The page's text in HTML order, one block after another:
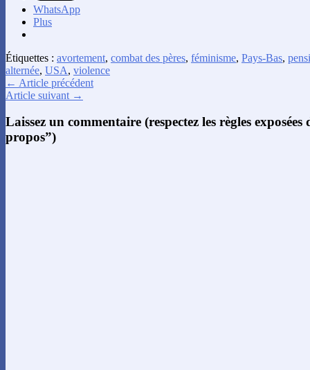
WhatsApp
Plus
Étiquettes : avortement, combat des pères, féminisme, Pays-Bas,
alternée, USA, violence
← Article précédent
Article suivant →
Laissez un commentaire (respectez les règles
propos”)